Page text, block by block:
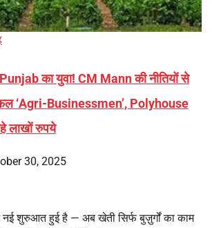
का युवा! CM Mann की नीतियों से
‘Agri-Businessmen’, Polyhouse
लाखों रुपये
30, 2025
नई शुरुआत हुई है — अब खेती सिर्फ बुज़ुर्गों का काम